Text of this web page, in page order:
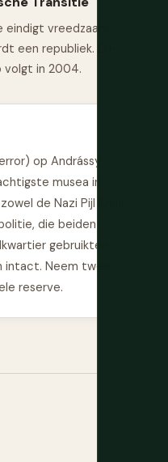
eindigt vreedzaam.
een republiek. EU-
volgt in 2004.
op Andrássy
musea in
de Nazi Pijl Kruis
die beiden
gebruikten.
Neem twee
reserve.